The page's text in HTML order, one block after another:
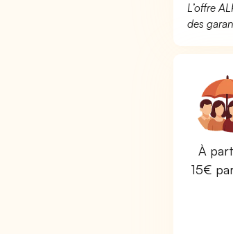
L’offre
des
À
15€